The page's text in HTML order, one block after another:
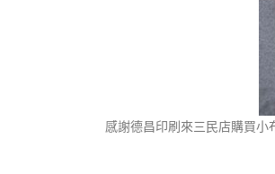
感謝德昌印刷來三民店購買小